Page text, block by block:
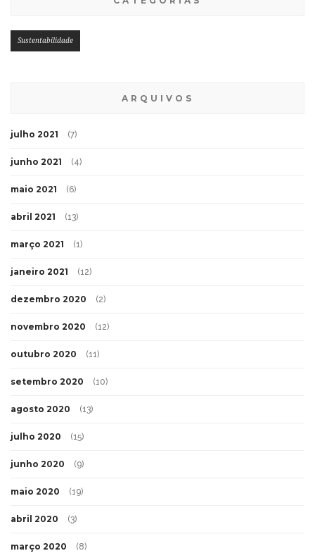
Sustentabilidade
ARQUIVOS
julho 2021 (7)
junho 2021 (4)
maio 2021 (6)
abril 2021 (13)
março 2021 (1)
janeiro 2021 (12)
dezembro 2020 (2)
novembro 2020 (12)
outubro 2020 (11)
setembro 2020 (10)
agosto 2020 (13)
julho 2020 (15)
junho 2020 (9)
maio 2020 (19)
abril 2020 (3)
março 2020 (8)